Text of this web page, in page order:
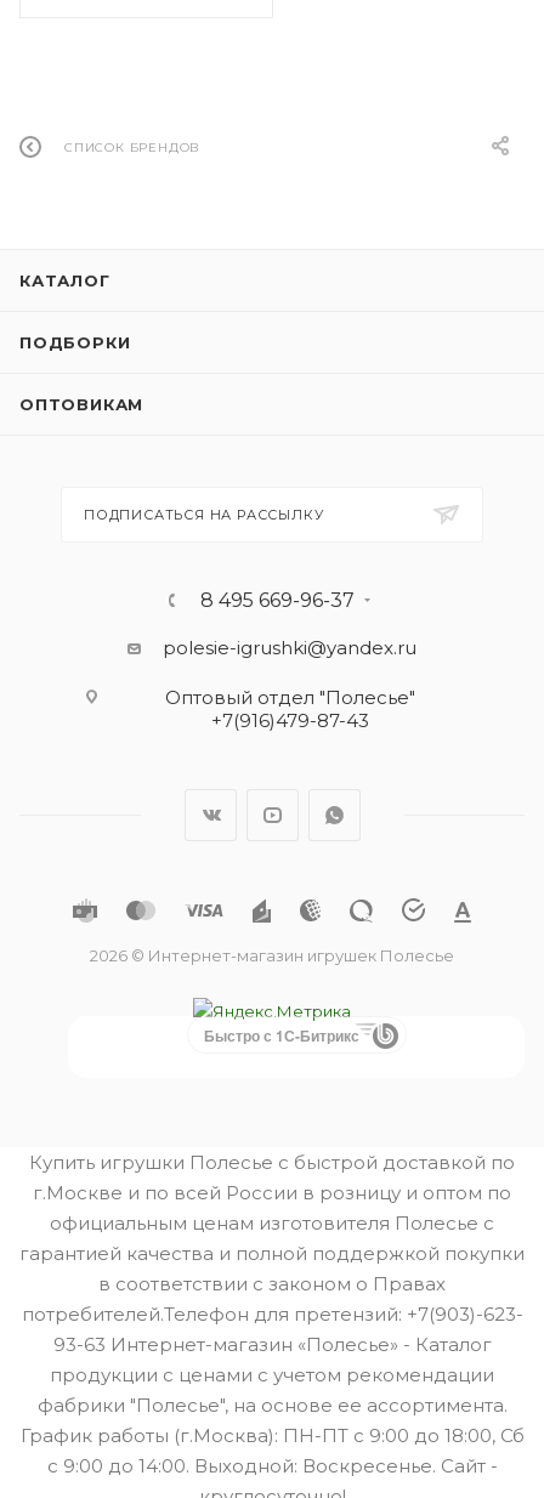
СПИСОК БРЕНДОВ
КАТАЛОГ
ПОДБОРКИ
ОПТОВИКАМ
ПОДПИСАТЬСЯ НА РАССЫЛКУ
8 495 669-96-37
polesie-igrushki@yandex.ru
Оптовый отдел "Полесье"
+7(916)479-87-43
2026 © Интернет-магазин игрушек Полесье
Быстро с 1С-Битрикс
Купить игрушки Полесье с быстрой доставкой по
г.Москве и по всей России в розницу и оптом по
официальным ценам изготовителя Полесье с
гарантией качества и полной поддержкой покупки
в соответствии с законом о Правах
потребителей.Телефон для претензий: +7(903)-623-
93-63 Интернет-магазин «Полесье» - Каталог
продукции с ценами с учетом рекомендации
фабрики "Полесье", на основе ее ассортимента.
График работы (г.Москва): ПН-ПТ с 9:00 до 18:00, Сб
с 9:00 до 14:00. Выходной: Воскресенье. Сайт -